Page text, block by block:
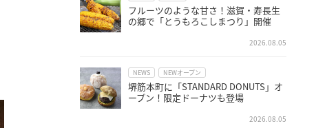
フルーツのような甘さ！滋賀・寿長生
の郷で「とうもろこしまつり」開催
2026.08.05
NEWS NEWオープン
堺筋本町に「STANDARD DONUTS」オ
ープン！限定ドーナツも登場
2026.08.05